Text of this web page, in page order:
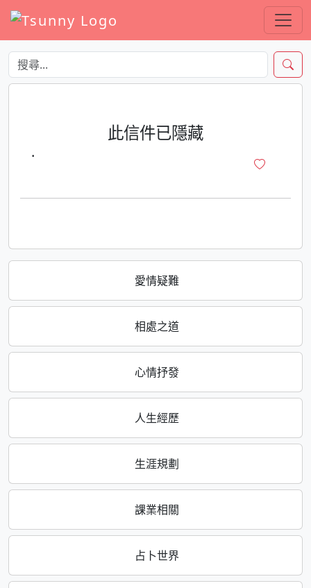
愛情疑難
相處之道
心情抒發
人生經歷
生涯規劃
課業相關
占卜世界
此信件已隱藏
·